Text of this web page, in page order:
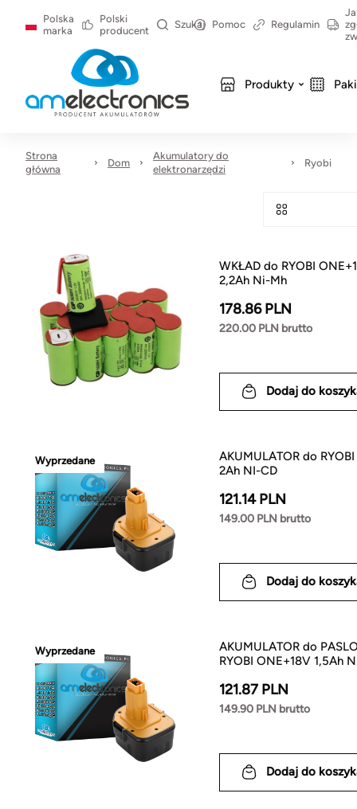
Polska
marka
Polski
producent
Szukaj Pomoc Regulamin
Produkty
Strona
główna
Dom
Akumulatory do
elektronarzędzi
Ryobi
WKŁAD do RYOBI
2,2Ah Ni-Mh
178.86 PLN
220.00 PLN brutto
Dodaj do
Wyprzedane
AKUMULATOR do
2Ah NI-CD
121.14 PLN
149.00 PLN brutto
Dodaj do
Wyprzedane
AKUMULATOR do
RYOBI ONE+18V 1,5Ah
121.87 PLN
149.90 PLN brutto
Dodaj do